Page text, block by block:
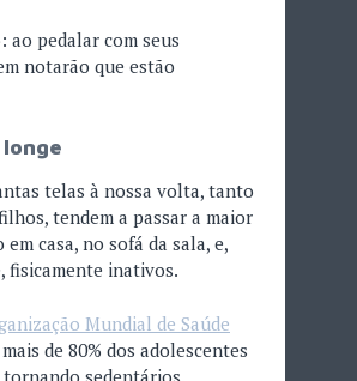
ao pedalar com seus
notarão que estão
telas à nossa volta, tanto
tendem a passar a maior
casa, no sofá da sala, e,
fisicamente inativos.
Mundial de Saúde
de 80% dos adolescentes
sedentários.